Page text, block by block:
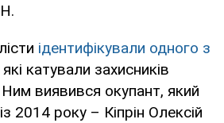
ідентифікували одного з
які катували захисників
Ним виявився окупант, який
2014 року – Кіпрін Олексій